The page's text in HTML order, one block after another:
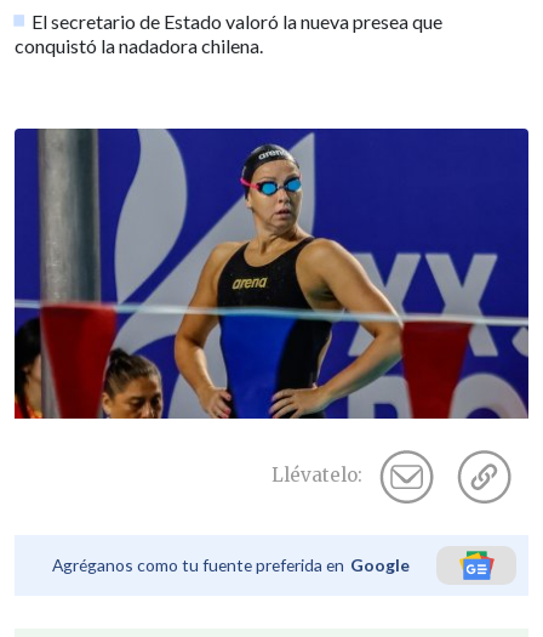
El secretario de Estado valoró la nueva presea que
conquistó la nadadora chilena.
Llévatelo:
Agréganos como tu fuente preferida en Google